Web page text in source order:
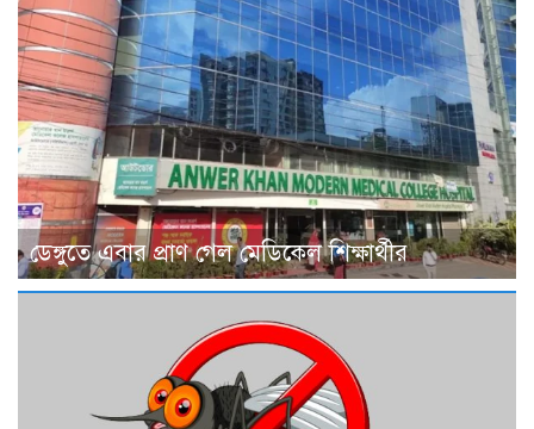
ডেঙ্গুতে এবার প্রাণ গেল মেডিকেল শিক্ষার্থীর